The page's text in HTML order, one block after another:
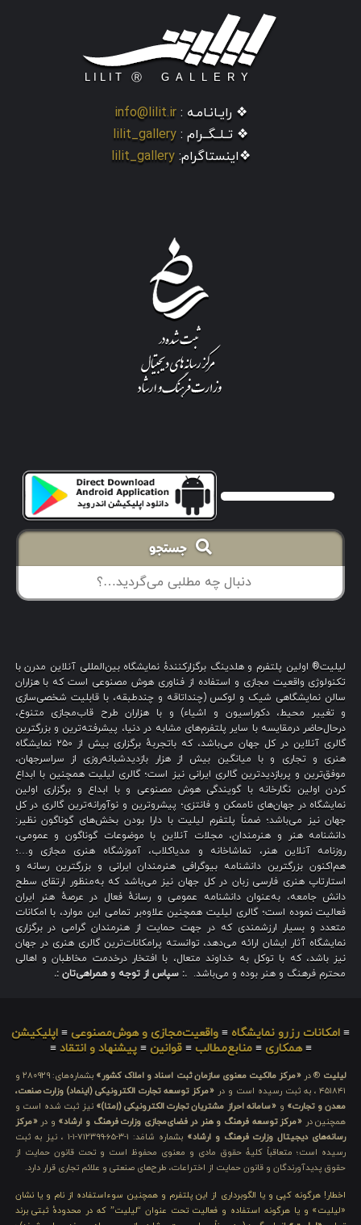
❖ رایـانـامـه : info@lilit.ir
❖ تــلــگــرام : lilit_gallery
❖اینستاگرام: lilit_gallery
جستجو
لیلیت® اولین پلتفرم و هلدینگ برگزارکنندهٔ نمایشگاه بین‌المللی آنلاین مدرن با
تکنولوژی واقعیت مجازی و استفاده از فناوری هوش مصنوعی است که با هزاران
سالن نمایشگاهی شیک و لوکس (چنداتاقه و چندطبقه، با قابلیت شخصی‌سازی
و تغییر محیط، دکوراسیون و اشیاء) و با هزاران طرح قاب‌مجازی متنوع،
درحال‌حاضر درمقایسه با سایر پلتفرم‌های مشابه در دنیا، پیشرفته‌ترین و بزرگترین
گالری آنلاین در کل جهان می‌باشد، که باتجربهٔ برگزاری بیش از ۲۵۰ نمایشگاه
هنری و تجاری و با میانگین بیش از هزار بازدیدشبانه‌روزی از سراسرجهان،
موفق‌ترین و پربازدیدترین گالری ایرانی نیز است؛ گالری لیلیت همچنین با ابداع
کردن اولین نگارخانه با گویندگی هوش مصنوعی و با ابداع و برگزاری اولین
نمایشگاه در جهان‌های ناممکن و فانتزی؛ پیشروترین و نوآورانه‌ترین گالری در کل
جهان نیز می‌باشد؛ ضمناً پلتفرم لیلیت با دارا بودن بخش‌های گوناگون نظیر:
دانشنامه هنر و هنرمندان، مجلات آنلاین با موضوعات گوناگون و عمومی،
روزنامه آنلاین هنر، تماشاخانه و مدیاکلاب، آموزشگاه هنری مجازی و…؛
هم‌اکنون بزرگترین دانشنامه بیوگرافی هنرمندان ایرانی و بزرگترین رسانه و
استارتاپ هنری فارسی زبان در کل جهان نیز می‌باشد که به‌منظور ارتقای سطح
دانش جامعه، به‌عنوان دانشنامه عمومی و رسانهٔ فعال در عرصهٔ هنر ایران
فعالیت نموده است؛ گالری لیلیت همچنین علاوه‌بر تمامی این موارد، با امکانات
متعدد و بسیار ارزشمندی که در جهت حمایت از هنرمندان گرامی در برگزاری
نمایشگاه آثار ایشان ارائه می‌دهد، توانسته پرامکانات‌ترین گالری هنری در جهان
نیز باشد، که با توکل به خداوند متعال، با افتخار درخدمت مخاطبان و اهالی
محترم فرهنگ و هنر بوده و می‌باشد. .: سپاس از توجه و همراهی‌تان :.
≡ امکانات رزرو نمایشگاه ≡ واقعیت‌مجازی و هوش‌مصنوعی ≡ اپلیکیشن
≡همکاری ≡منابع‌مطالب ≡قوانین ≡پیشنهاد و انتقاد ≡
لیلیت ® در «مرکز مالکیت معنوی سازمان ثبت اسناد و املاک کشور»
بشماره‌های: ۲۸۰۹۲۹ و
۴۵۱۸۴۱ ، به ثبت رسیده است و در
«مرکز توسعه تجارت الکترونیکی (اینماد) وزارت صنعت،
معدن و تجارت» و «سامانه احراز مشتریان تجارت الکترونیکی (اِمتا)» نیز ثبت شده است و
همچنین در «مرکز توسعه فرهنگ و هنر در فضای‌مجازی وزارت فرهنگ و ارشاد» و در«مرکز
رسانه‌های دیجیتال وزارت فرهنگ و ارشاد»
بشماره شامَد: ۱-۳-۶۵-۷۱۲۳۹۹-۱-۱ ، نیز به ثبت
رسیده است؛ متعاقباً کلیهٔ حقوق مادی و معنوی محفوظ است و تحت قانون حمایت از
حقوق پدیدآورندگان و قانون حمایت از اختراعات، طرح‌های صنعتی و علائم تجاری قرار دارد.
اخطار! هرگونه کپی و یا الگوبرداری از این پلتفرم و همچنین سوءاستفاده از نام و یا نشان
«لیلیت» و یا هرگونه استفاده و فعالیت تحت عنوان “لیلیت” که در محدودهٔ ثبتی برند